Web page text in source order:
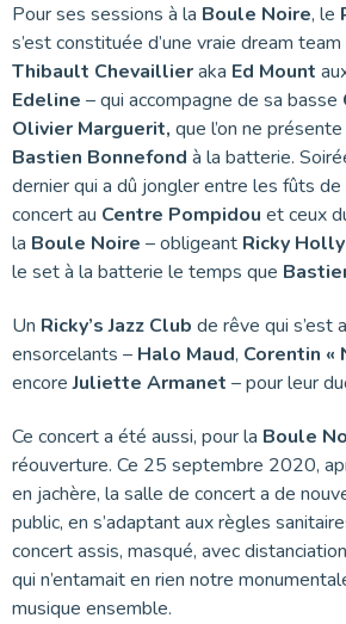
Pour ses sessions à la Boule Noire, le
s’est constituée d’une vraie dream
Thibault Chevaillieraka Ed Mount
Edeline – qui accompagne de sa basse
Olivier Marguerit, que l’on ne
Bastien Bonnefond à la batterie.
dernier qui a dû jongler entre les fûts de
concert au Centre Pompidou et ceux
la Boule Noire – obligeant Ricky
le set à la batterie le temps que
Un Ricky’s Jazz Club de rêve qui s’est
ensorcelants – Halo Maud, Corentin «
encoreJuliette Armanet – pour leur
Ce concert a été aussi, pour la Boule
réouverture. Ce 25 septembre 2020,
en jachère, la salle de concert a de
public, en s’adaptant aux règles
concert assis, masqué, avec
qui n’entamait en rien notre
musique ensemble.